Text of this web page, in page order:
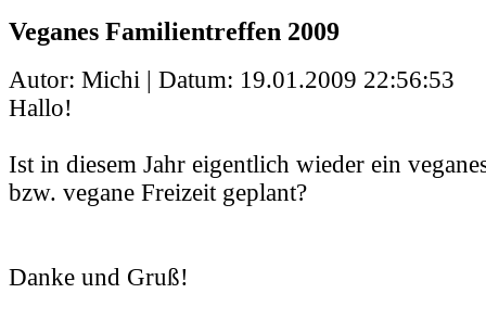
Veganes Familientreffen 2009
Autor: Michi | Datum: 19.01.2009 22:56:53
Hallo!
Ist in diesem Jahr eigentlich wieder ein
bzw. vegane Freizeit geplant?
Danke und Gruß!